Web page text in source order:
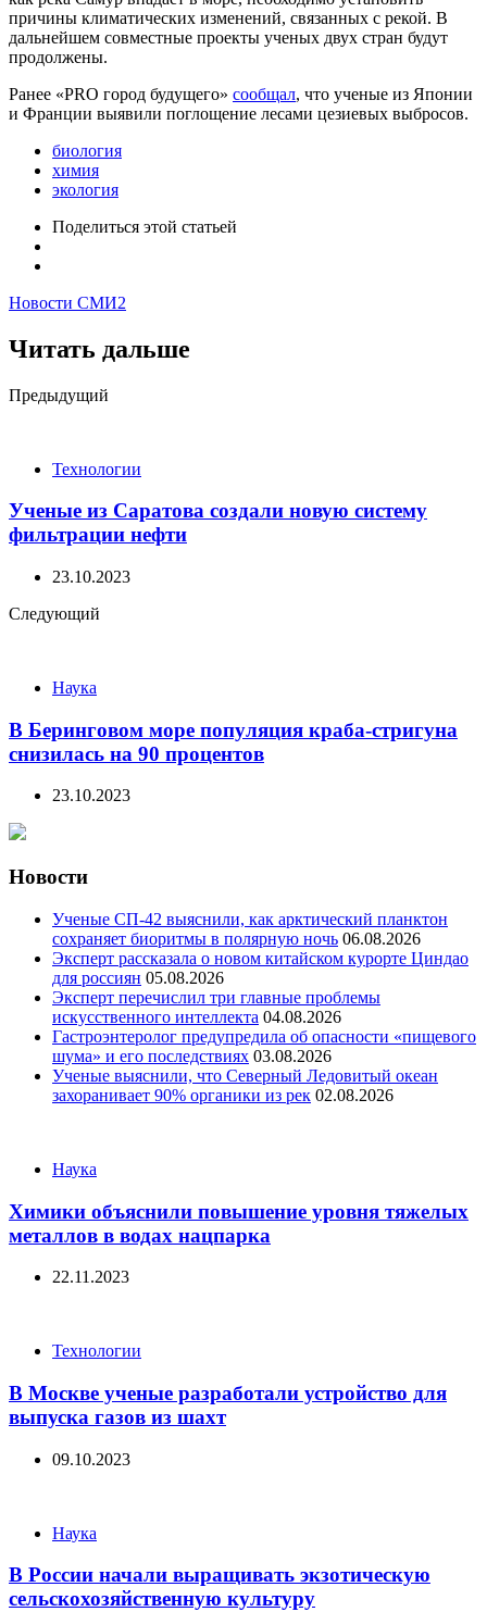
причины климатических изменений, связанных с рекой. В
дальнейшем совместные проекты ученых двух стран будут
продолжены.
Ранее «PRO город будущего» сообщал, что ученые из Японии
и Франции выявили поглощение лесами цезиевых выбросов.
биология
химия
экология
Поделиться этой статьей
Новости СМИ2
Читать дальше
Post
Предыдущий
Технологии
Ученые из Саратова создали новую систему
фильтрации нефти
23.10.2023
Следующий
Наука
В Беринговом море популяция краба-стригуна
снизилась на 90 процентов
23.10.2023
Новости
Ученые СП-42 выяснили, как арктический планктон
сохраняет биоритмы в полярную ночь 06.08.2026
Эксперт рассказала о новом китайском курорте Циндао
для россиян 05.08.2026
Эксперт перечислил три главные проблемы
искусственного интеллекта 04.08.2026
Гастроэнтеролог предупредила об опасности «пищевого
шума» и его последствиях 03.08.2026
Ученые выяснили, что Северный Ледовитый океан
захоранивает 90% органики из рек 02.08.2026
Categories
Наука
Химики объяснили повышение уровня тяжелых
металлов в водах нацпарка
22.11.2023
CategoriesТехнологии
В Москве ученые разработали устройство для
выпуска газов из шахт
09.10.2023
Categories
Наука
В России начали выращивать экзотическую
сельскохозяйственную культуру